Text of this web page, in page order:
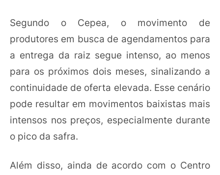
Segundo o Cepea, o movimento de
produtores em busca de agendamentos para
a entrega da raiz segue intenso, ao menos
para os próximos dois meses, sinalizando a
continuidade de oferta elevada. Esse cenário
pode resultar em movimentos baixistas mais
intensos nos preços, especialmente durante
o pico da safra.
Além disso, ainda de acordo com o Centro